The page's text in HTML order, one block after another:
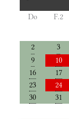
Do F.2
2
3
9
10
16
17
23
24
30
31